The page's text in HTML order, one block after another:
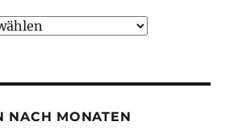
NACH MONATEN